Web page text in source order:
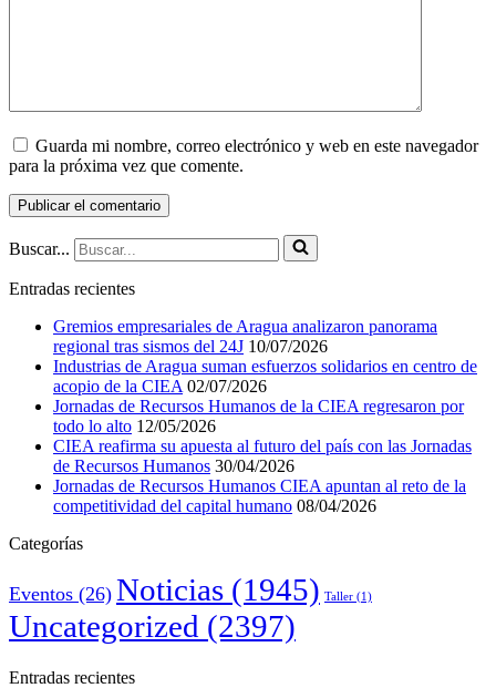
Guarda mi nombre, correo electrónico y web en este navegador
para la próxima vez que comente.
Buscar...
Entradas recientes
Gremios empresariales de Aragua analizaron panorama
regional tras sismos del 24J 10/07/2026
Industrias de Aragua suman esfuerzos solidarios en centro de
acopio de la CIEA 02/07/2026
Jornadas de Recursos Humanos de la CIEA regresaron por
todo lo alto 12/05/2026
CIEA reafirma su apuesta al futuro del país con las Jornadas
de Recursos Humanos 30/04/2026
Jornadas de Recursos Humanos CIEA apuntan al reto de la
competitividad del capital humano 08/04/2026
Categorías
Eventos (26) Noticias (1945) Taller (1)
Uncategorized (2397)
Entradas recientes